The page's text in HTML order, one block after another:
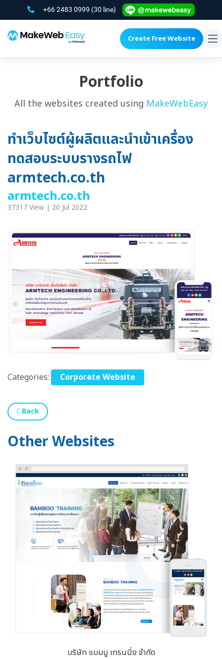
+66 2483 0999 (30 line)
Create Free Website
Portfolio
All the websites created using MakeWebEasy
ทำเว็บไซต์ผู้ผลิตและนำเข้าเครื่อง
ทดสอบระบบรางรถไฟ
armtech.co.th
armtech.co.th
37317 View | 20 Jul 2022
Categories: Corporate Website
Back
Other Websites
บริษัท แบมบู เทรนนิ่ง จำกัด